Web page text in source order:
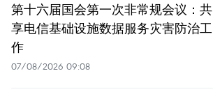
第十六届国会第一次非常规会议：共
享电信基础设施数据服务灾害防治工
作
07/08/2026 09:08